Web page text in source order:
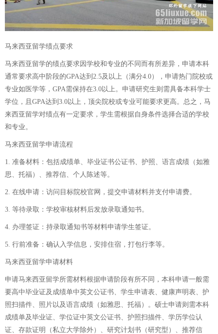
马来西亚留学绩点要求
马来西亚留学的绩点要求因学校和专业的不同而有所差异，申请本科
通常要求高中阶段的GPA达到2.5及以上（满分4.0），申请热门院校或
专业如医学等，GPA需保持在3.0以上。申请研究生则需具备本科学士
学位，且GPA达到3.0以上，顶尖院校或专业可能要求更高。总之，马
来西亚留学对绩点有一定要求，学生需根据自身条件选择合适的学校
和专业。
马来西亚留学申请流程
1. 准备材料：包括成绩单、毕业证书公证书、护照、语言成绩（如雅
思、托福）、推荐信、个人陈述等。
2. 在线申请：访问目标院校官网，提交申请材料并支付申请费。
3. 等待录取：学校审核材料后发放录取通知书。
4. 办理签证：持录取通知书等材料申请学生签证。
5. 行前准备：确认入学信息，安排住宿，打包行李等。
马来西亚留学申请材料
申请马来西亚留学所需材料根据申请阶段有所不同，本科申请一般需
要高中毕业证及成绩单中英文公证书、学生申请表、健康声明表、护
照扫描件、照片以及语言成绩（如雅思、托福）。硕士申请则需本科
成绩单及毕业证、学位证中英文公证书、护照扫描件、学历学位认
证、存款证明（私立大学除外）、研究计划书（研究型）、推荐信